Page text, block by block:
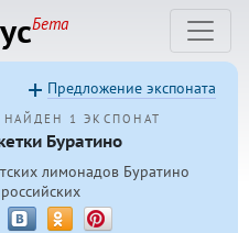
Бета
НАЙДЕН 1 ЭКСПОНАТ
Буратино
лимонадов Буратино
Предложение экспоната